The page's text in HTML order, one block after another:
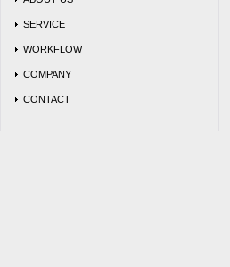
SERVICE
WORKFLOW
COMPANY
CONTACT